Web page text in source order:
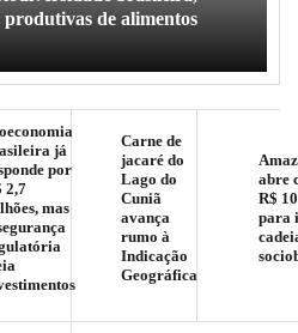
produtivas de alimentos
já
por
2,7
mas
Carne de
jacaré do
Lago do
Cuniã
avança
rumo à
Indicação
Geográfica
abre
R$
para